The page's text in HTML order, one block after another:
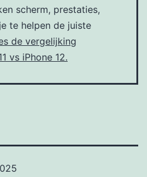
scherm, prestaties,
te helpen de juiste
de vergelijking
vs iPhone 12.